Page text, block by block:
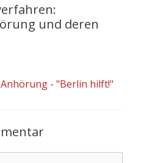
und deren
- "Berlin hilft!"